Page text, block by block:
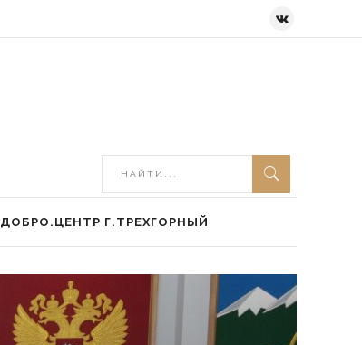
ДОБРО.ЦЕНТР Г.ТРЕХГОРНЫЙ